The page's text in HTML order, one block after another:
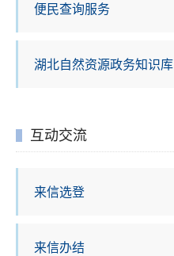
便民查询服务
湖北自然资源政务知识库
互动交流
来信选登
来信办结